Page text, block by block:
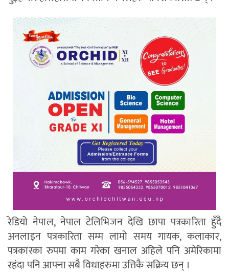
रेडियो नेपाल, नेपाल टेलिभिजन देखि छापा पत्रकारिता हुँदै
अनलाइन पत्रकारिता सम्म लामो समय गायक, कलाकार,
पत्रकारका रुपमा काम गरेका खनाल अहिले पनि अमेरिकामा
रहंदा पनि आफ्ना सबै विधाहरुमा उत्तिकै सक्रिय छन् ।